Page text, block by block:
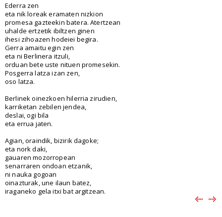
Ederra zen
eta nik loreak eramaten nizkion
promesa gazteekin batera. Atertzean
uhalde ertzetik ibiltzen ginen
ihesi zihoazen hodeiei begira.
Gerra amaitu egin zen
eta ni Berlinera itzuli,
orduan bete uste nituen promesekin.
Posgerra latza izan zen,
oso latza.
Berlinek oinezkoen hilerria zirudien,
karriketan zebilen jendea,
deslai, ogi bila
eta errua jaten.
Agian, oraindik, bizirik dagoke;
eta nork daki,
gauaren mozorropean
senarraren ondoan etzanik,
ni nauka gogoan
oinazturak, une ilaun batez,
iraganeko gela itxi bat argitzean.